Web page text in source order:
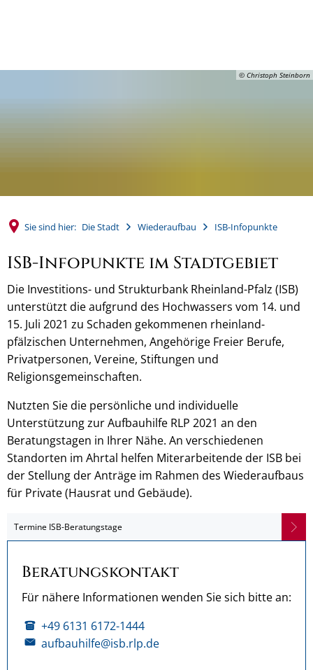
© Christoph Steinborn
Sie sind hier: Die Stadt Wiederaufbau ISB-Infopunkte
ISB-Infopunkte im Stadtgebiet
Die Investitions- und Strukturbank Rheinland-Pfalz (ISB)
unterstützt die aufgrund des Hochwassers vom 14. und
15. Juli 2021 zu Schaden gekommenen rheinland-
pfälzischen Unternehmen, Angehörige Freier Berufe,
Privatpersonen, Vereine, Stiftungen und
Religionsgemeinschaften.
Nutzten Sie die persönliche und individuelle
Unterstützung zur Aufbauhilfe RLP 2021 an den
Beratungstagen in Ihrer Nähe. An verschiedenen
Standorten im Ahrtal helfen Miterarbeitende der ISB bei
der Stellung der Anträge im Rahmen des Wiederaufbaus
für Private (Hausrat und Gebäude).
Termine ISB-Beratungstage
Beratungskontakt
Für nähere Informationen wenden Sie sich bitte an:
+49 6131 6172-1444
aufbauhilfe@isb.rlp.de